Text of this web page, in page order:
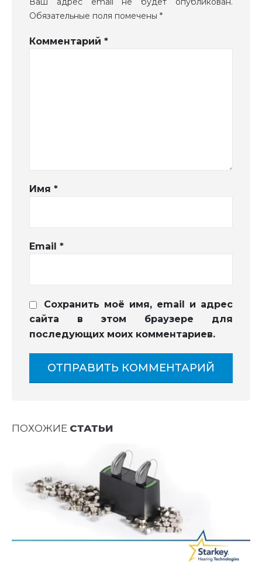
Обязательные поля помечены *
Комментарий *
Имя *
Email *
Сохранить моё имя, email и адрес
сайта в этом браузере для
последующих моих комментариев.
ПОХОЖИЕ СТАТЬИ